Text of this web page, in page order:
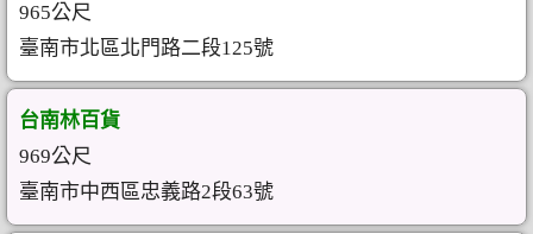
965公尺
臺南市北區北門路二段125號
台南林百貨
969公尺
臺南市中西區忠義路2段63號